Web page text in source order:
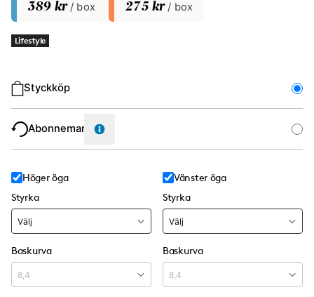
389 kr / box 275 kr / box
Lifestyle
Styckköp
Abonnemang
Höger öga
Styrka
Baskurva
Vänster öga
Styrka
Baskurva